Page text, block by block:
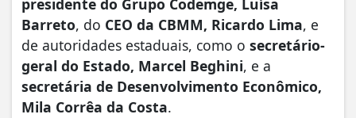
presidente do Grupo Codemge, Luísa
Barreto, do CEO da CBMM, Ricardo Lima, e
de autoridades estaduais, como o secretário-
geral do Estado, Marcel Beghini, e a
secretária de Desenvolvimento Econômico,
Mila Corrêa da Costa.